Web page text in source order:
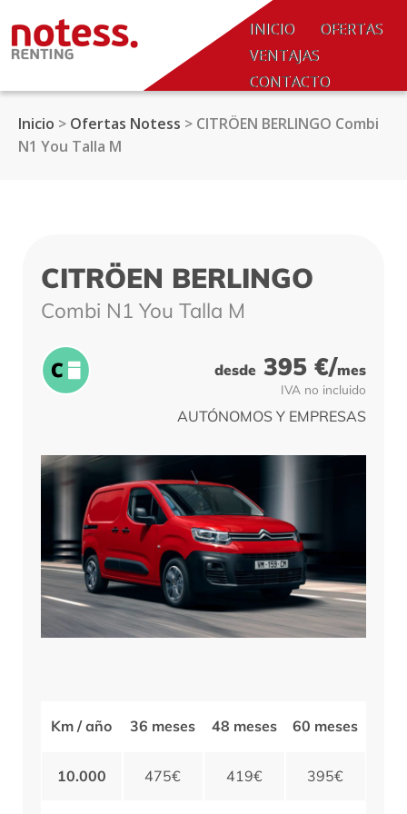
SALTAR AL CONTENIDO.
INICIO
OFERTAS
VENTAJAS
CONTACTO
Inicio > Ofertas Notess > CITRÖEN BERLINGO Combi
N1 You Talla M
CITRÖEN BERLINGO
Combi N1 You Talla M
desde 395 €/mes
IVA no incluido
AUTÓNOMOS Y EMPRESAS
Km / año 36 meses 48 meses 60 meses
10.000 475€ 419€ 395€